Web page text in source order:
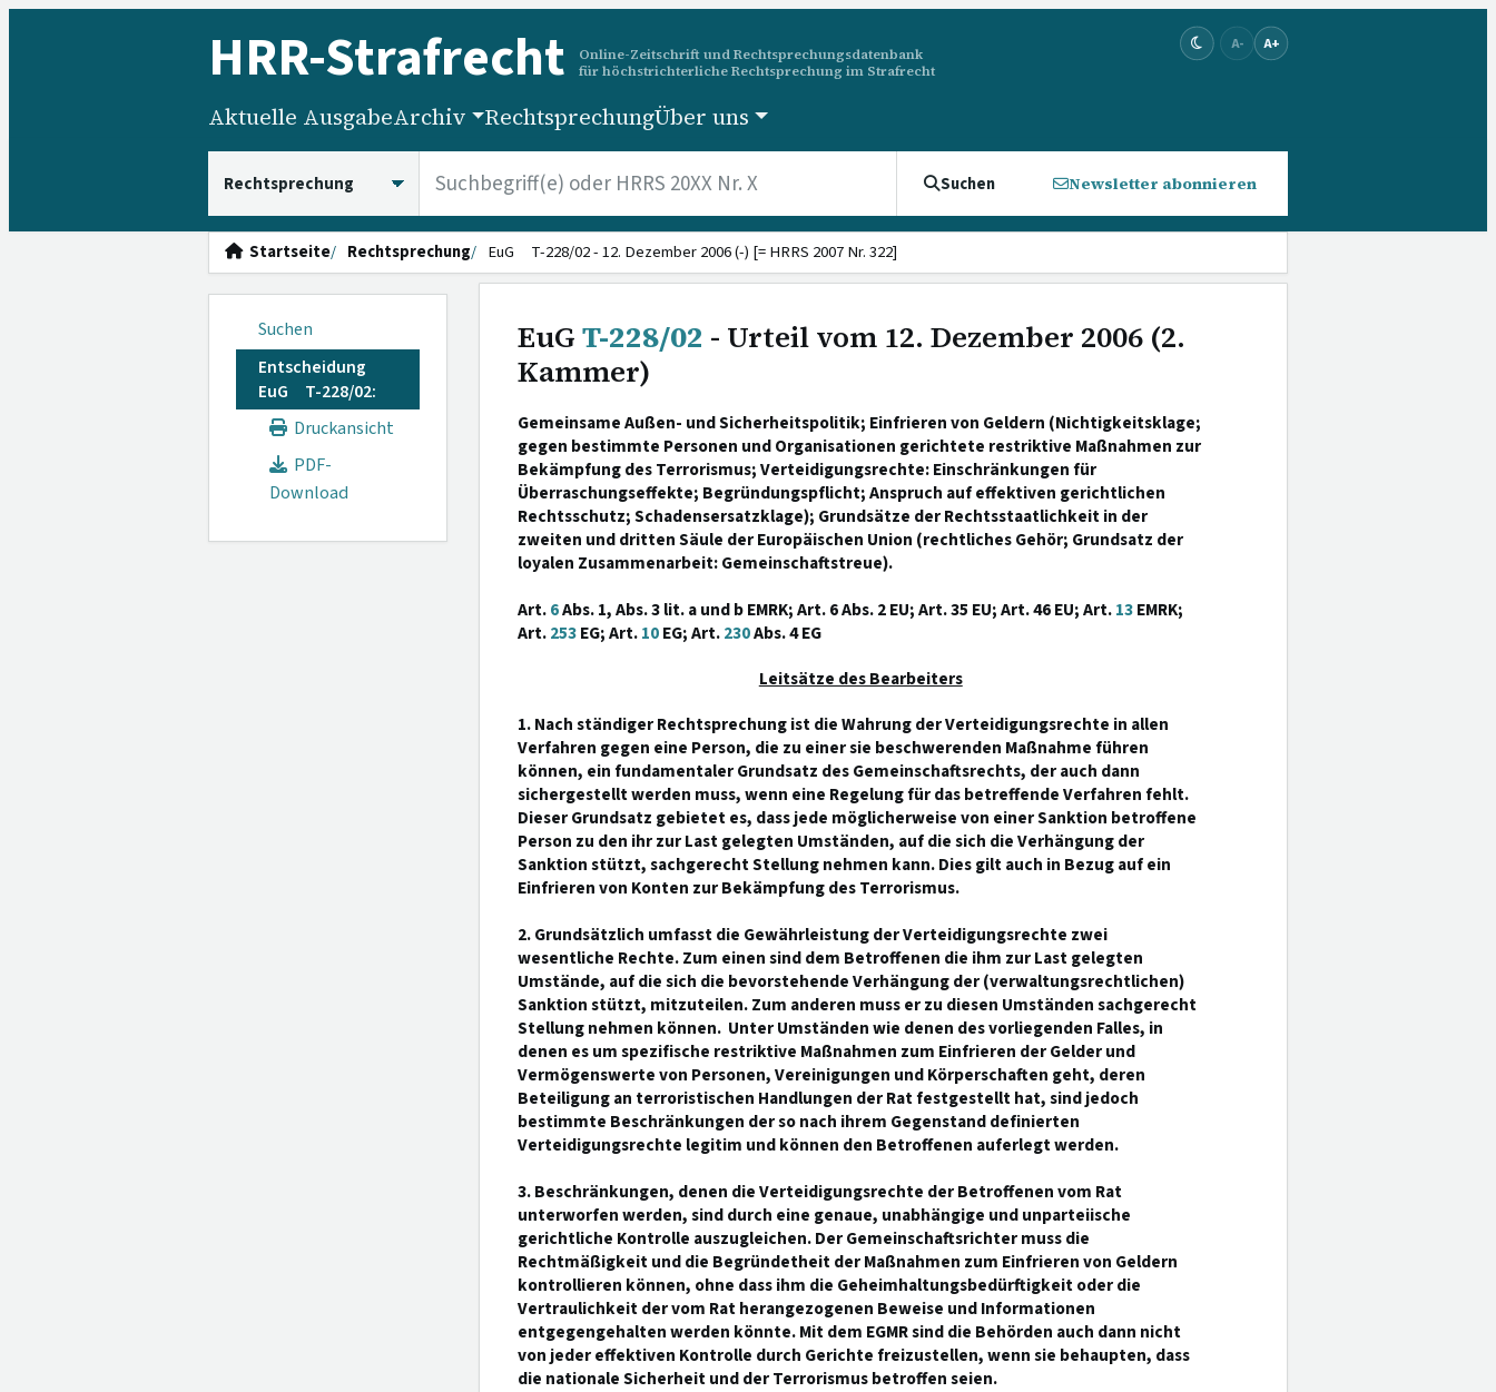
HRR-Strafrecht
Online-Zeitschrift und Rechtsprechungsdatenbank
für höchstrichterliche Rechtsprechung im Strafrecht
A- A+
Aktuelle AusgabeArchiv RechtsprechungÜber uns
Suchen Newsletter abonnieren
Startseite Rechtsprechung EuG T-228/02 - 12. Dezember 2006 (-) [= HRRS 2007 Nr. 322]
Suchen
Entscheidung
EuG T-228/02:
Druckansicht
PDF-
Download
EuGT-228/02 - Urteil vom 12. Dezember 2006 (2.
Kammer)
Gemeinsame Außen- und Sicherheitspolitik; Einfrieren von Geldern (Nichtigkeitsklage;
gegen bestimmte Personen und Organisationen gerichtete restriktive Maßnahmen zur
Bekämpfung des Terrorismus; Verteidigungsrechte: Einschränkungen für
Überraschungseffekte; Begründungspflicht; Anspruch auf effektiven gerichtlichen
Rechtsschutz; Schadensersatzklage); Grundsätze der Rechtsstaatlichkeit in der
zweiten und dritten Säule der Europäischen Union (rechtliches Gehör; Grundsatz der
loyalen Zusammenarbeit: Gemeinschaftstreue).
Art.6Abs. 1, Abs. 3 lit. a und b EMRK; Art. 6 Abs. 2 EU; Art. 35 EU; Art. 46 EU; Art.13EMRK;
Art.253EG; Art.10EG; Art.230Abs. 4 EG
Leitsätze des Bearbeiters
1. Nach ständiger Rechtsprechung ist die Wahrung der Verteidigungsrechte in allen
Verfahren gegen eine Person, die zu einer sie beschwerenden Maßnahme führen
können, ein fundamentaler Grundsatz des Gemeinschaftsrechts, der auch dann
sichergestellt werden muss, wenn eine Regelung für das betreffende Verfahren fehlt.
Dieser Grundsatz gebietet es, dass jede möglicherweise von einer Sanktion betroffene
Person zu den ihr zur Last gelegten Umständen, auf die sich die Verhängung der
Sanktion stützt, sachgerecht Stellung nehmen kann. Dies gilt auch in Bezug auf ein
Einfrieren von Konten zur Bekämpfung des Terrorismus.
2. Grundsätzlich umfasst die Gewährleistung der Verteidigungsrechte zwei
wesentliche Rechte. Zum einen sind dem Betroffenen die ihm zur Last gelegten
Umstände, auf die sich die bevorstehende Verhängung der (verwaltungsrechtlichen)
Sanktion stützt, mitzuteilen. Zum anderen muss er zu diesen Umständen sachgerecht
Stellung nehmen können. Unter Umständen wie denen des vorliegenden Falles, in
denen es um spezifische restriktive Maßnahmen zum Einfrieren der Gelder und
Vermögenswerte von Personen, Vereinigungen und Körperschaften geht, deren
Beteiligung an terroristischen Handlungen der Rat festgestellt hat, sind jedoch
bestimmte Beschränkungen der so nach ihrem Gegenstand definierten
Verteidigungsrechte legitim und können den Betroffenen auferlegt werden.
3. Beschränkungen, denen die Verteidigungsrechte der Betroffenen vom Rat
unterworfen werden, sind durch eine genaue, unabhängige und unparteiische
gerichtliche Kontrolle auszugleichen. Der Gemeinschaftsrichter muss die
Rechtmäßigkeit und die Begründetheit der Maßnahmen zum Einfrieren von Geldern
kontrollieren können, ohne dass ihm die Geheimhaltungsbedürftigkeit oder die
Vertraulichkeit der vom Rat herangezogenen Beweise und Informationen
entgegengehalten werden könnte. Mit dem EGMR sind die Behörden auch dann nicht
von jeder effektiven Kontrolle durch Gerichte freizustellen, wenn sie behaupten, dass
die nationale Sicherheit und der Terrorismus betroffen seien.